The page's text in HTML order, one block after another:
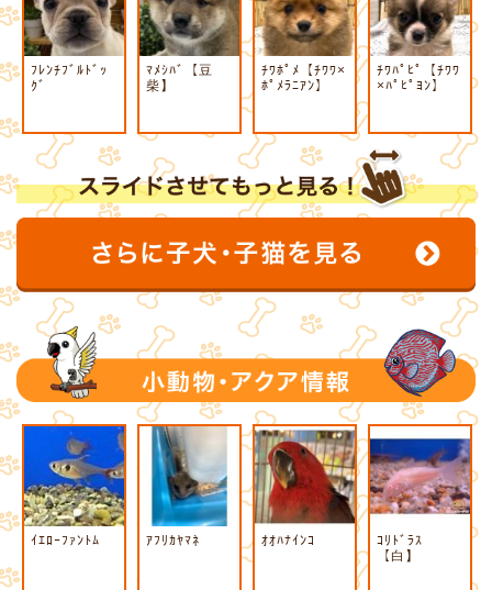
ﾌﾚﾝﾁﾌﾞﾙﾄﾞｯ
ｸﾞ
ﾏﾒｼﾊﾞ【豆
柴】
ﾁﾜﾎﾟﾒ【ﾁﾜﾜ×
ﾎﾟﾒﾗﾆｱﾝ】
ﾁﾜﾊﾟﾋﾟ【ﾁﾜﾜ
×ﾊﾟﾋﾟﾖﾝ】
ｲｴﾛｰﾌｧﾝﾄﾑ ｱﾌﾘｶﾔﾏﾈ ｵｵﾊﾅｲﾝｺ
ｺﾘﾄﾞﾗｽ
【白】